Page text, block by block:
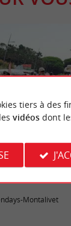
vacances à
Montalivet
tiers à des
vidéosdont